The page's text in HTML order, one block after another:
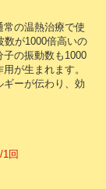
常の温熱治療で使
数が1000倍高いの
の振動数も1000
が生まれます。
ギーが伝わり、効
回